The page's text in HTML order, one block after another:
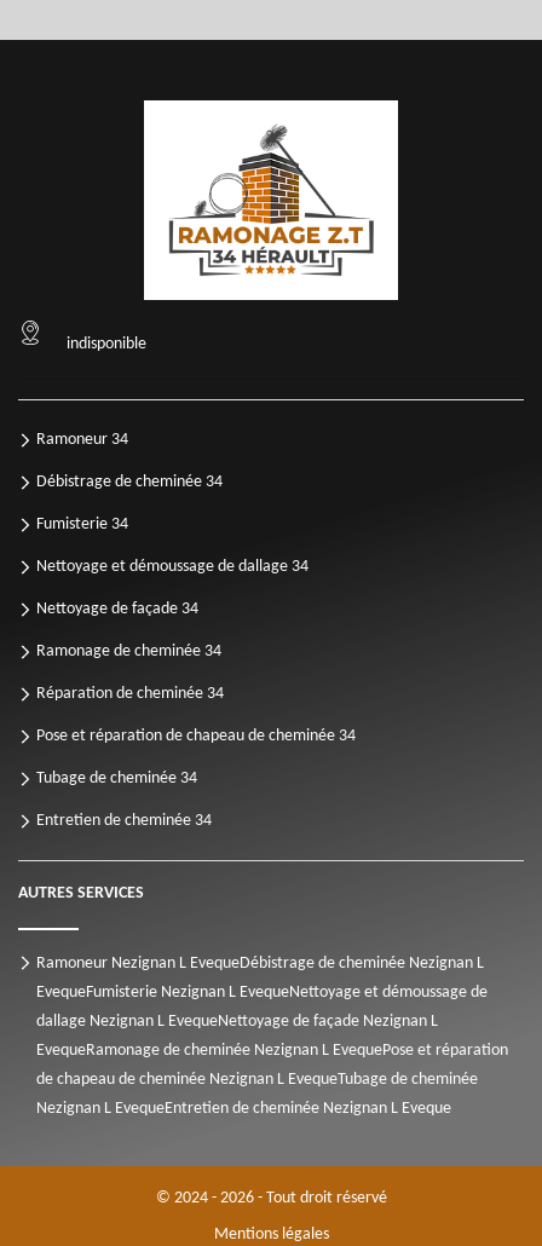
indisponible
Ramoneur 34
Débistrage de cheminée 34
Fumisterie 34
Nettoyage et démoussage de dallage 34
Nettoyage de façade 34
Ramonage de cheminée 34
Réparation de cheminée 34
Pose et réparation de chapeau de cheminée 34
Tubage de cheminée 34
Entretien de cheminée 34
AUTRES SERVICES
Ramoneur Nezignan L EvequeDébistrage de cheminée Nezignan L
EvequeFumisterie Nezignan L EvequeNettoyage et démoussage de
dallage Nezignan L EvequeNettoyage de façade Nezignan L
EvequeRamonage de cheminée Nezignan L EvequePose et réparation
de chapeau de cheminée Nezignan L EvequeTubage de cheminée
Nezignan L EvequeEntretien de cheminée Nezignan L Eveque
© 2024 - 2026 - Tout droit réservé
Mentions légales